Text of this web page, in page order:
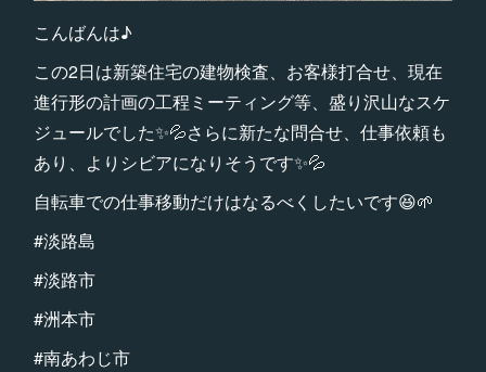
こんばんは♪
この2日は新築住宅の建物検査、お客様打合せ、現在
進行形の計画の工程ミーティング等、盛り沢山なスケ
ジュールでした✨💦さらに新たな問合せ、仕事依頼も
あり、よりシビアになりそうです✨💦
自転車での仕事移動だけはなるべくしたいです😆🌱
#淡路島
#淡路市
#洲本市
#南あわじ市